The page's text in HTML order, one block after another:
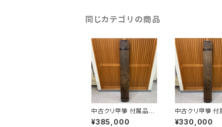
同じカテゴリの商品
中古クリ甲箏 付属品セ
ット
¥385,000
中古クリ甲箏 付
ット
¥330,000